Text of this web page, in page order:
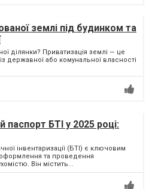
землі під будинком та
ділянки? Приватизація землі — це
державної або комунальної власності
паспорт БТІ у 2025 році:
інвентаризації (БТІ) є ключовим
та проведення
Він містить...